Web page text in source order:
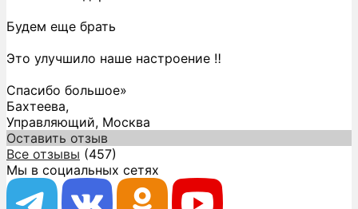
Будем еще брать
Это улучшило наше настроение ‼️
Спасибо большое»
Бахтеева,
Управляющий, Москва
Оставить отзыв
Все отзывы (457)
Мы в социальных сетях